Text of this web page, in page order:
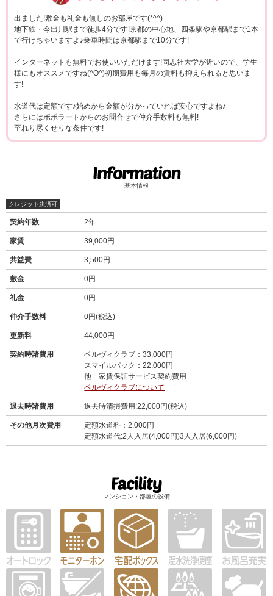
出ました!敷金も礼金も無しのお部屋です(*^^)
地下鉄・今出川駅まで徒歩4分です!京都の中心地、四条駅や京都駅まで1本
で行けちゃいますよ♪乗車時間は京都駅まで10分です!
インターネットも無料でお使いいただけます!同志社大学が近いので、学生
様にもオススメですね(^O^)初期費用も毎月の賃料も抑えられると思いま
す!
水道代は定額です♪始めから金額が分かっていれば安心ですよね♪
さらにはポポラートからのお問合せで仲介手数料も無料!
至れり尽くせりな条件です!
基本情報
クレジット決済可
契約年数 2年
家賃 39,000円
共益費 3,500円
敷金 0円
礼金 0円
仲介手数料 0円(税込)
更新料 44,000円
契約時諸費用
ベルヴィクラブ：33,000円
スマイルパック：22,000円
他 家賃保証サービス契約費用
ベルヴィクラブについて
退去時諸費用 退去時清掃費用:22,000円(税込)
その他月次費用
定額水道料：2,000円
定額水道代:2人入居(4,000円)3人入居(6,000円)
マンション・部屋の設備